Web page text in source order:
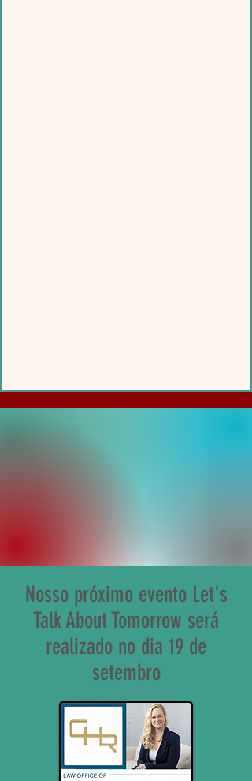
Nosso próximo evento Let's
Talk About Tomorrow será
realizado no dia 19 de
setembro